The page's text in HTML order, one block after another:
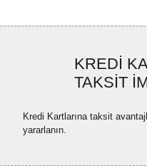
Ürün açıklamasında
Ürün bilgilerinde hatalar
Bu ürüne benzer farklı
KREDİ
TAKSİT
Kredi Kartlarına taksit
yararlanın.